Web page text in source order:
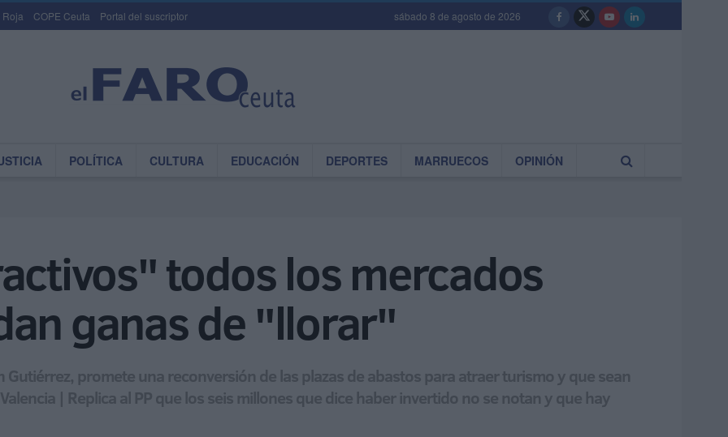
Roja COPE Ceuta Portal del suscriptor sábado 8 de agosto de 2026
POLÍTICA CULTURA EDUCACIÓN DEPORTES MARRUECOS OPINIÓN
todos los mercados
ganas de "llorar"
Gutiérrez, promete una reconversión de las plazas de abastos para atraer turismo y que sean
| Replica al PP que los seis millones que dice haber invertido no se notan y que hay